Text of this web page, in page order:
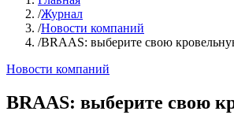
/Журнал
/Новости компаний
/BRAAS: выберите свою
Новости компаний
BRAAS: выберите свою